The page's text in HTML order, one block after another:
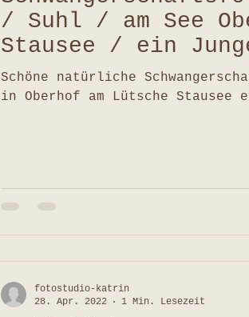
/ Suhl / am See
Stausee / ein
Schöne natürliche
in Oberhof am Lütsche Stausee
fotostudio-katrin
28. Apr. 2022
1 Min. Lesezeit